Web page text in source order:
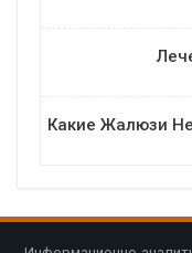
Какие Жалюзи